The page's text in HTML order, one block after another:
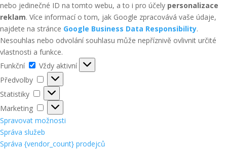
nebo jedinečné ID na tomto webu, a to i pro účely personalizace
reklam. Více informací o tom, jak Google zpracovává vaše údaje,
najdete na stránce Google Business Data Responsibility.
Nesouhlas nebo odvolání souhlasu může nepříznivě ovlivnit určité
vlastnosti a funkce.
Funkční
Funkční
Vždy aktivní
Předvolby
Předvolby
Statistiky
Statistiky
Marketing
Marketing
Spravovat možnosti
Správa služeb
Správa {vendor_count} prodejců